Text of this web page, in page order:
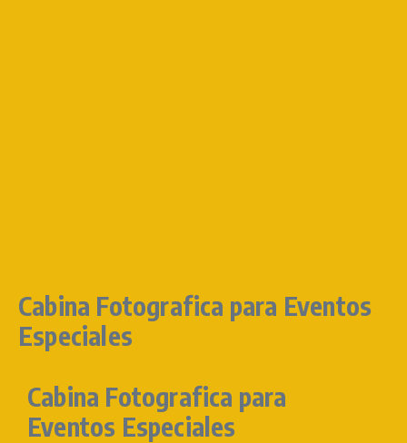
Cabina Fotografica para Eventos
Especiales
Cabina Fotografica para
Eventos Especiales